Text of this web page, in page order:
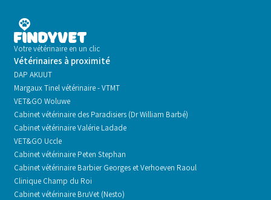
Votre vétérinaire en un clic
Vétérinaires à proximité
DAP AKUUT
Margaux Tinel vétérinaire - VTMT
VET&GO Woluwe
Cabinet vétérinaire des Paradisiers (Dr William Barbé)
Cabinet vétérinaire Valérie Ladade
VET&GO Uccle
Cabinet vétérinaire Peten Stephan
Cabinet vétérinaire Barbier Georges et Verhoeven Raoul
Clinique Champ du Roi
Cabinet vétérinaire BruVet (Nesto)